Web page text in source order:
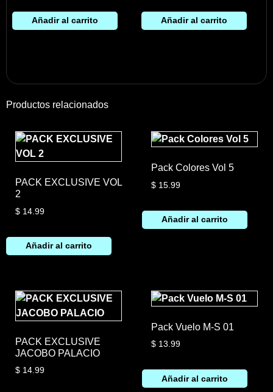
Añadir al carrito Añadir al carrito
Productos relacionados
PACK EXCLUSIVE VOL
2
$ 14.99
Añadir al carrito
Pack Colores Vol 5
$15.99
Añadir al carrito
PACK EXCLUSIVE
JACOBO PALACIO
$ 14.99
Pack Vuelo M-S 01
$13.99
Añadir al carrito